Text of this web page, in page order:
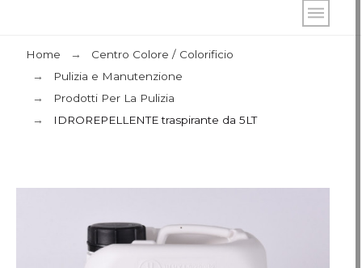
Home
Centro Colore / Colorificio
Pulizia e Manutenzione
Prodotti Per La Pulizia
IDROREPELLENTE traspirante da 5LT